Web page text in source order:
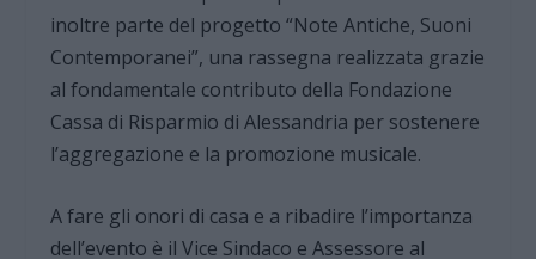
inoltre parte del progetto “Note Antiche, Suoni
Contemporanei”, una rassegna realizzata grazie
al fondamentale contributo della Fondazione
Cassa di Risparmio di Alessandria per sostenere
l’aggregazione e la promozione musicale.
A fare gli onori di casa e a ribadire l’importanza
dell’evento è il Vice Sindaco e Assessore al